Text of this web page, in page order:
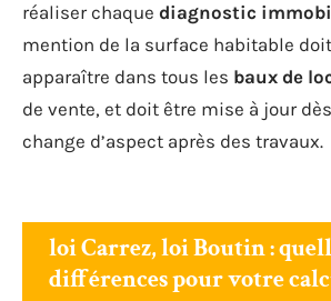
réaliser chaque diagnostic
mention de la surface habitable
apparaître dans tous les baux de
de vente, et doit être mise à jour
change d’aspect après des travaux.
loi Carrez, loi Boutin :
différences pour votre